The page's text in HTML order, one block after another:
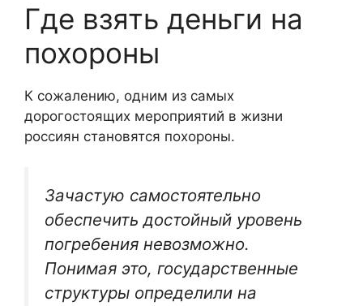
Где взять деньги на
похороны
К сожалению, одним из самых
дорогостоящих мероприятий в жизни
россиян становятся похороны.
Зачастую самостоятельно
обеспечить достойный уровень
погребения невозможно.
Понимая это, государственные
структуры определили на